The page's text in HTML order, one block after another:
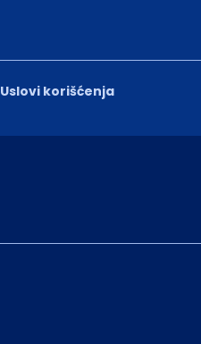
Uslovi korišćenja